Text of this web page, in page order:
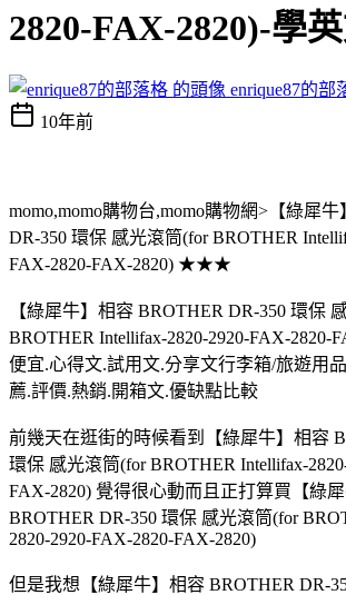
2820-FAX-2820)-學
enrique87的部
10年前
momo,momo購物台,momo購物網>【綠犀
DR-350 環保 感光滾筒(for BROTHER
FAX-2820-FAX-2820) ★★★
【綠犀牛】相容 BROTHER DR-350 環保
BROTHER Intellifax-2820-2920-FAX-2820-
便宜.心得文.試用文.分享文行李箱/旅遊用
薦.評價.熱銷.開箱文.優缺點比較
前幾天在逛街的時候看到【綠犀牛】相容
環保 感光滾筒(for BROTHER Intellifax-
FAX-2820) 覺得很心動而且正打算買【綠
BROTHER DR-350 環保 感光滾筒(for
2820-2920-FAX-2820-FAX-2820)
但是我想【綠犀牛】相容 BROTHER DR-